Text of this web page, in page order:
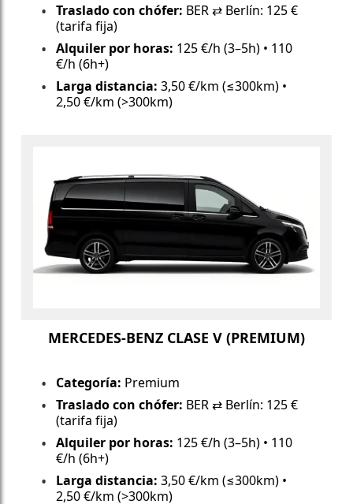
Traslado con chófer: BER ⇄ Berlín: 125 €
(tarifa fija)
Alquiler por horas: 125 €/h (3–5h) • 110
€/h (6h+)
Larga distancia: 3,50 €/km (≤300km) •
2,50 €/km (>300km)
MERCEDES-BENZ CLASE V (PREMIUM)
Categoría: Premium
Traslado con chófer: BER ⇄ Berlín: 125 €
(tarifa fija)
Alquiler por horas: 125 €/h (3–5h) • 110
€/h (6h+)
Larga distancia: 3,50 €/km (≤300km) •
2,50 €/km (>300km)